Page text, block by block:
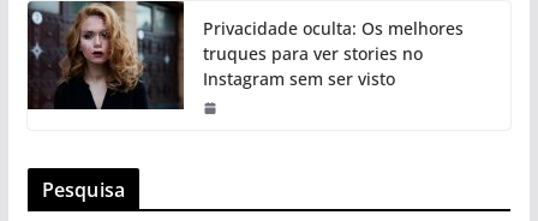
Privacidade oculta: Os melhores
truques para ver stories no
Instagram sem ser visto
Pesquisa